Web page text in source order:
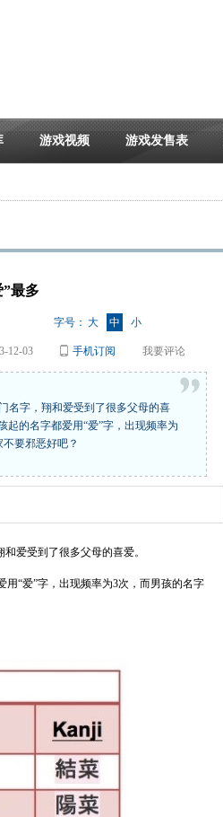
游戏视频 游戏发售表
”最多
字号： 大 中 小
12-03 手机订阅 我要评论
名字，翔和爱受到了很多父母的喜
的名字都爱用“爱”字，出现频率为
要邪恶好吧？
爱受到了很多父母的喜爱。
“爱”字，出现频率为3次，而男孩的名字